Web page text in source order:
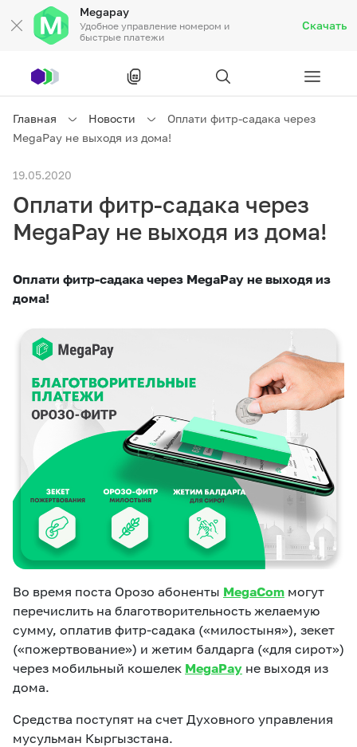
Megapay
Удобное управление номером и
быстрые платежи
Скачать
Частным клиентам
Бизнесу
Связь
Тарифы Акции Роуминг
Услуги
Все услуги Развлечения Соц.сети
Компания
О нас Новости Работа в MEGA
Партнерам
Карта офисов и
покрытие
Сервисы
MegaTV MegaPay MegaKassa
Главная Новости
Оплати фитр-садака через
MegaPay не выходя из дома!
19.05.2020
Оплати фитр-садака через
MegaPay не выходя из дома!
Оплати фитр-садака через MegaPay не выходя из
дома!
Во время поста Орозо абоненты MegaCom могут
перечислить на благотворительность желаемую
сумму, оплатив фитр-садака («милостыня»), зекет
(«пожертвование») и жетим балдарга («для сирот»)
через мобильный кошелек MegaPay не выходя из
дома.
Средства поступят на счет Духовного управления
мусульман Кыргызстана.